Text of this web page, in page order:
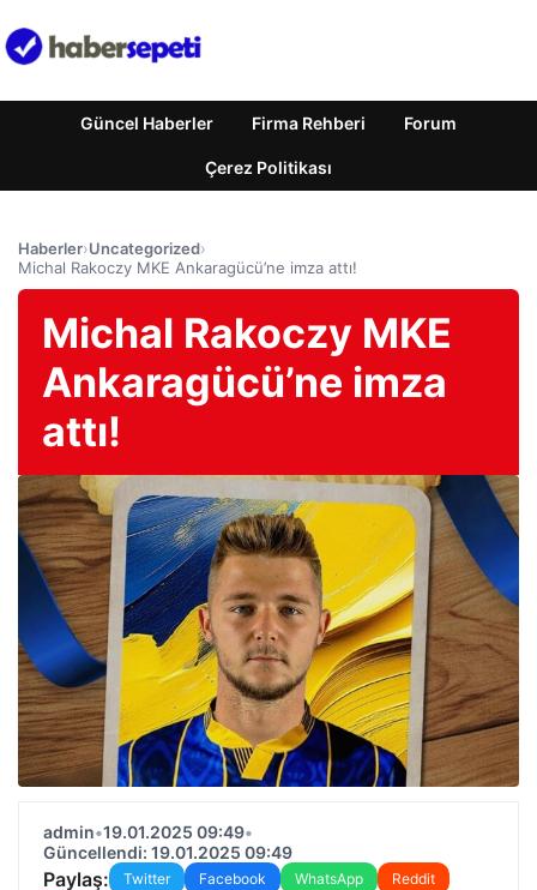
Güncel Haberler Firma Rehberi Forum
Çerez Politikası
Haberler›Uncategorized›
Michal Rakoczy MKE Ankaragücü’ne imza attı!
Michal Rakoczy MKE
Ankaragücü’ne imza
attı!
admin•19.01.2025 09:49•
Güncellendi: 19.01.2025 09:49
Paylaş: Twitter Facebook WhatsApp
Reddit